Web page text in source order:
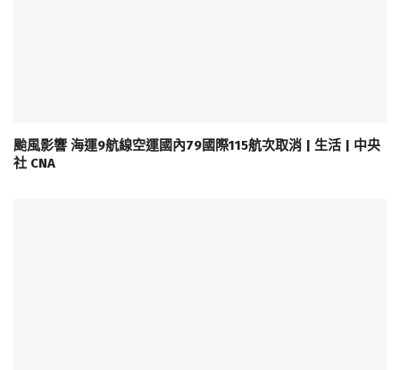
颱風影響 海運9航線空運國內79國際115航次取消 | 生活 | 中央
社 CNA